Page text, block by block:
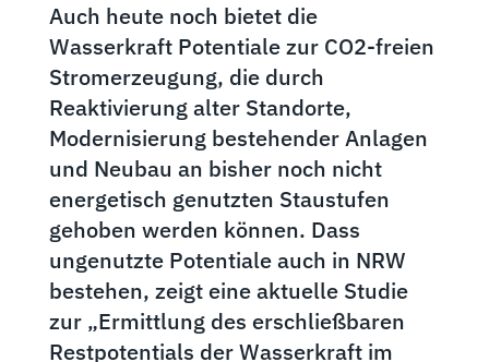
Auch heute noch bietet die
Wasserkraft Potentiale zur CO2-freien
Stromerzeugung, die durch
Reaktivierung alter Standorte,
Modernisierung bestehender Anlagen
und Neubau an bisher noch nicht
energetisch genutzten Staustufen
gehoben werden können. Dass
ungenutzte Potentiale auch in NRW
bestehen, zeigt eine aktuelle Studie
zur „Ermittlung des erschließbaren
Restpotentials der Wasserkraft im